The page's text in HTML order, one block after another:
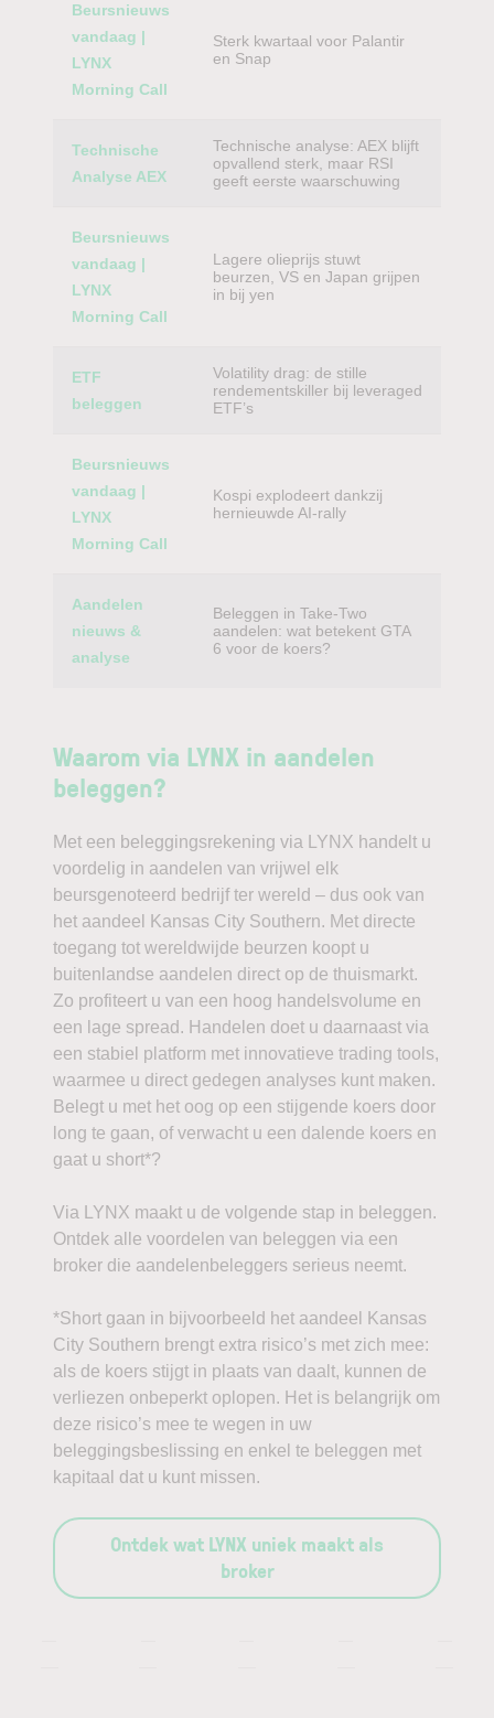
Beursnieuws
vandaag |
LYNX
Morning Call
Sterk kwartaal voor Palantir
en Snap
Technische
Analyse AEX
Technische analyse: AEX blijft
opvallend sterk, maar RSI
geeft eerste waarschuwing
Beursnieuws
vandaag |
LYNX
Morning Call
Lagere olieprijs stuwt
beurzen, VS en Japan grijpen
in bij yen
ETF
beleggen
Volatility drag: de stille
rendementskiller bij leveraged
ETF’s
Beursnieuws
vandaag |
LYNX
Morning Call
Kospi explodeert dankzij
hernieuwde AI-rally
Aandelen
nieuws &
analyse
Beleggen in Take-Two
aandelen: wat betekent GTA
6 voor de koers?
Waarom via LYNX in aandelen
beleggen?
Met een beleggingsrekening via LYNX handelt u
voordelig in aandelen van vrijwel elk
beursgenoteerd bedrijf ter wereld – dus ook van
het aandeel Kansas City Southern. Met directe
toegang tot wereldwijde beurzen koopt u
buitenlandse aandelen direct op de thuismarkt.
Zo profiteert u van een hoog handelsvolume en
een lage spread. Handelen doet u daarnaast via
een stabiel platform met innovatieve trading tools,
waarmee u direct gedegen analyses kunt maken.
Belegt u met het oog op een stijgende koers door
long te gaan, of verwacht u een dalende koers en
gaat u short*?
Via LYNX maakt u de volgende stap in beleggen.
Ontdek alle voordelen van beleggen via een
broker die aandelenbeleggers serieus neemt.
*Short gaan in bijvoorbeeld het aandeel Kansas
City Southern brengt extra risico’s met zich mee:
als de koers stijgt in plaats van daalt, kunnen de
verliezen onbeperkt oplopen. Het is belangrijk om
deze risico’s mee te wegen in uw
beleggingsbeslissing en enkel te beleggen met
kapitaal dat u kunt missen.
Ontdek wat LYNX uniek maakt als
broker